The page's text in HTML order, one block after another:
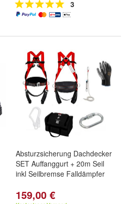
3
Absturzsicherung Dachdecker
SET Auffanggurt + 20m Seil
inkl Seilbremse Falldämpfer
159,00 €